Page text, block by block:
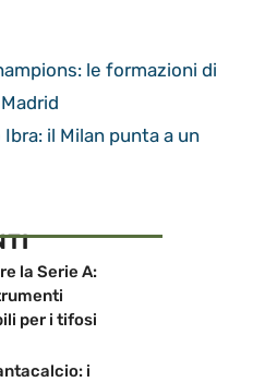
le formazioni di
il Milan punta a un
la Serie A:
per i tifosi
i